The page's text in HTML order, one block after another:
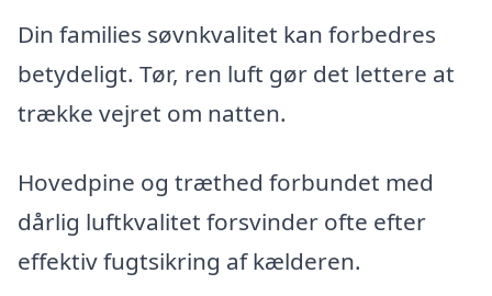
Din families søvnkvalitet kan forbedres
betydeligt. Tør, ren luft gør det lettere at
trække vejret om natten.
Hovedpine og træthed forbundet med
dårlig luftkvalitet forsvinder ofte efter
effektiv fugtsikring af kælderen.